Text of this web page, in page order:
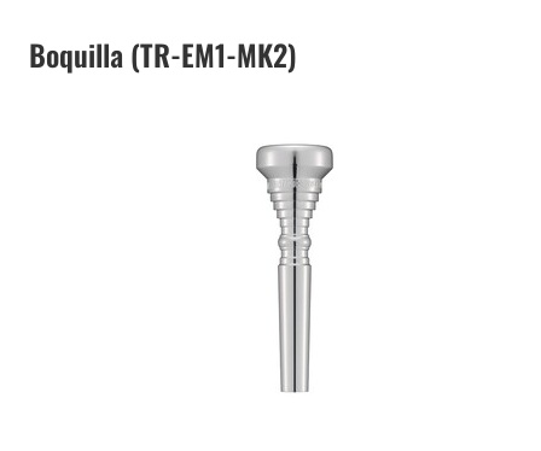
Boquilla (TR-EM1-MK2)